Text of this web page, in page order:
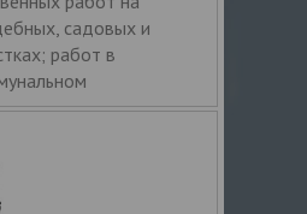
садовых и
работ в